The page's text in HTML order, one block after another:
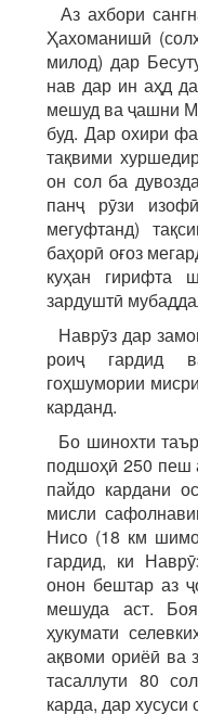
Аз ахбори
Ҳахоманишӣ
милод) дар
нав дар ин аҳд
мешуд ва ҷашни
буд. Дар охири
тақвими
он сол ба
панҷ рӯзи
мегуфтанд)
баҳорӣ оғоз
куҳан гирифта
зардуштӣ
Наврӯз дар
роиҷ гардид
гоҳшумории
карданд.
Бо шинохти
подшоҳӣ 250 пеш
пайдо кардани
мисли
Нисо (18 км
гардид, ки
онон бештар аз
мешуда аст.
ҳукумати
ақвоми ориёӣ ва
тасаллути 80
карда, дар